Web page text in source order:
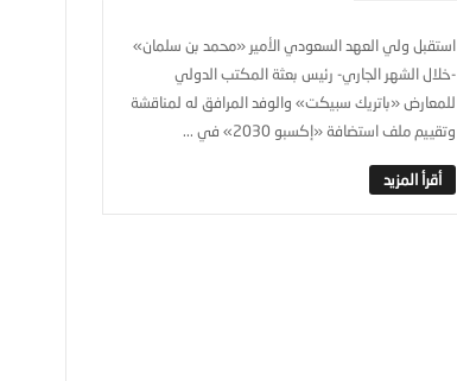
استقبل ولي العهد السعودي الأمير «محمد بن سلمان»
-خلال الشهر الجاري- رئيس بعثة المكتب الدولي
للمعارض «باتريك سبيكت» والوفد المرافق له لمناقشة
وتقييم ملف استضافة «إكسبو 2030» في ...
‎أقرأ المزيد